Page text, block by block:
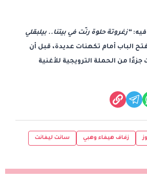
فيه:“زغروتة حلوة رنّت في بيتنا.. بيلبقلي
الباب أمام تكهنات عديدة، قبل أن
جزءًا من الحملة الترويجية للأغنية
زفاف هيفاء وهبي سانت ليفانت